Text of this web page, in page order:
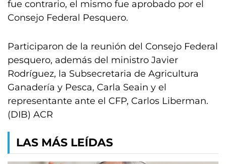
fue contrario, el mismo fue aprobado por el
Consejo Federal Pesquero.
Participaron de la reunión del Consejo Federal
pesquero, además del ministro Javier
Rodríguez, la Subsecretaria de Agricultura
Ganadería y Pesca, Carla Seain y el
representante ante el CFP, Carlos Liberman.
(DIB) ACR
LAS MÁS LEÍDAS